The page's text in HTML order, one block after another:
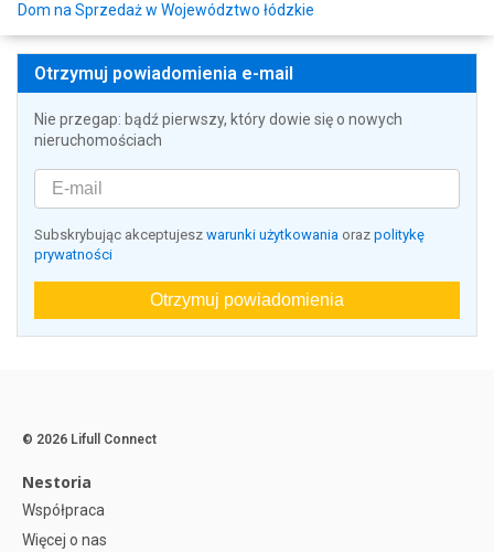
Dom na Sprzedaż w Województwo łódzkie
Otrzymuj powiadomienia e-mail
Nie przegap: bądź pierwszy, który dowie się o nowych
nieruchomościach
Subskrybując akceptujesz warunki użytkowania oraz politykę
prywatności
Otrzymuj powiadomienia
© 2026 Lifull Connect
Nestoria
Współpraca
Więcej o nas